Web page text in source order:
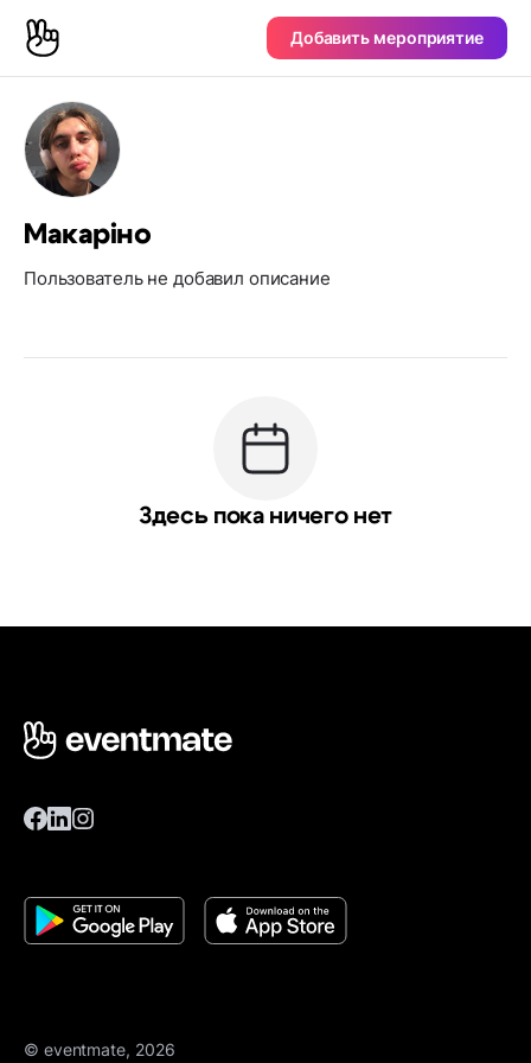
Добавить мероприятие
Макаріно
Пользователь не добавил описание
Здесь пока ничего нет
© eventmate, 2026